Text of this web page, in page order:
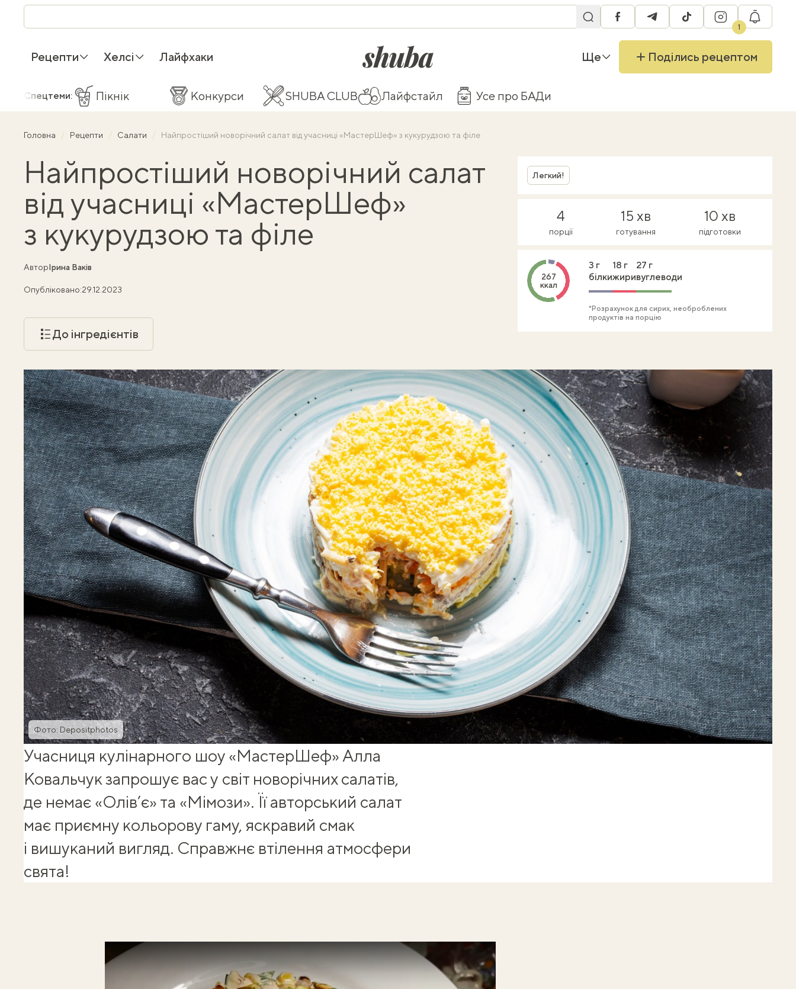
facebooktelegramtiktok instagram
1
Рецепти Хелсі Лайфхаки shuba.life Ще Поділись рецептом
Спецтеми: Пікнік Конкурси SHUBA CLUB Лайфстайл Усе про БАДи
Головна Рецепти Салати Найпростіший новорічний салат від учасниці «МастерШеф» з кукурудзою та філе
Найпростіший новорічний салат
від учасниці «МастерШеф»
з кукурудзою та філе
АвторІрина Ваків
Опубліковано:29.12.2023
До інгредієнтів
Фото: Depositphotos
Легкий!
4
порції
15 хв
готування
10 хв
підготовки
267
ккал
3 г
білки
18 г
жири
27 г
вуглеводи
*Розрахунок для сирих, необроблених
продуктів на порцію
Учасниця кулінарного шоу «МастерШеф» Алла
Ковальчук запрошує вас у світ новорічних салатів,
де немає «Олів’є» та «Мімози». Її авторський салат
має приємну кольорову гаму, яскравий смак
і вишуканий вигляд. Справжнє втілення атмосфери
свята!